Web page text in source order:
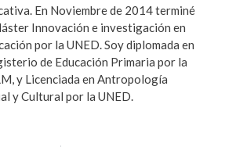
En Noviembre de 2014 terminé
Innovación e investigación en
por la UNED. Soy diplomada en
de Educación Primaria por la
y Licenciada en Antropología
y Cultural por la UNED.